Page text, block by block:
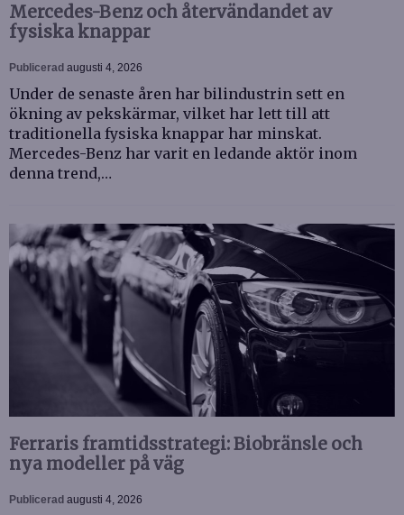
Mercedes-Benz och återvändandet av
fysiska knappar
Publicerad augusti 4, 2026
Under de senaste åren har bilindustrin sett en
ökning av pekskärmar, vilket har lett till att
traditionella fysiska knappar har minskat.
Mercedes-Benz har varit en ledande aktör inom
denna trend,…
Ferraris framtidsstrategi: Biobränsle och
nya modeller på väg
Publicerad augusti 4, 2026